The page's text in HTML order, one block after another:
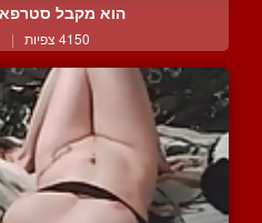
הוא מקבל
4150 צפיות |